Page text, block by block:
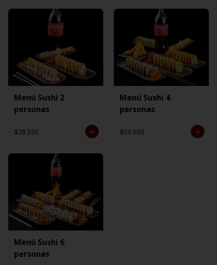
Menú Sushi 2
personas
$28.550
Menú Sushi 4
personas
$59.000
Menú Sushi 6
personas